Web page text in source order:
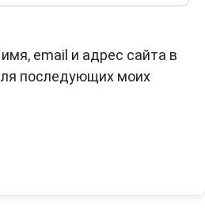
email и адрес сайта в
последующих моих